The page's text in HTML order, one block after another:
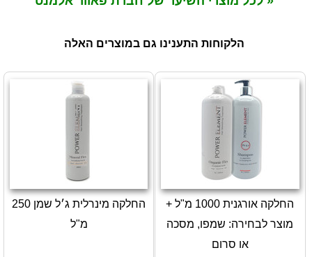
הלקוחות התענינו גם במוצרים האלה
החלקה אורגנית 1000 מ"ל +
מוצר לבחירה: שמפו, מסכה
או סרום
החלקה מינרלית ג׳ל שמן 250
מ"ל